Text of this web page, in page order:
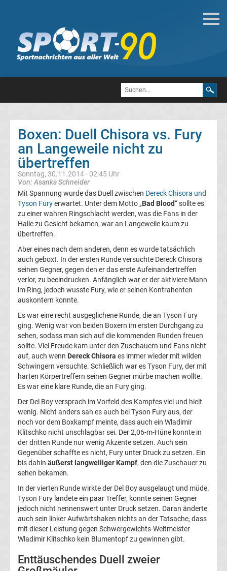
Boxen
Boxen
Boxen
News
Box
News
aktuell
heute
im
Fernsehen
RTL
Boxen
Termine
2024
Boxen
Termine
2023
Boxen
Termine
2022
Boxen: Duell Chisora vs. Fury
an Langeweile nicht zu
übertreffen
Sonntag, 30.11.2014 - 02:45 Uhr
Von: Asanka Schneider
Mit Spannung wurde das Duell zwischen Dereck Chisora und
Tyson Furyerwartet. Unter dem Motto „Bad Blood“ sollte es
zu einer wahren Ringschlacht werden, was die Fans in der
Halle zu Gesicht bekamen, war an Langeweile kaum zu
übertreffen.
Aber eines nach dem anderen, denn es wurde tatsächlich
auch geboxt. In der ersten Runde versuchte Dereck Chisora
seinen Gegner, gegen den er das erste Aufeinandertreffen
verlor, zu beeindrucken. Anfänglich war er der aktiviere Mann
im Ring, jedoch wusste Fury, wie er seinen Kontrahenten
auskontern konnte.
Es war eine recht ausgeglichene Runde, die an Tyson Fury
ging. Wenig war von beiden Boxern im ersten Durchgang zu
sehen, sodass man sich auf die kommenden Runden freuen
sollte. Viel Freude kam unter den Zuschauern und Fans nicht
auf, auch wenn Dereck Chisora es immer wieder mit wilden
Schwingern versuchte. Schließlich war es Tyson Fury, der mit
harten Körpertreffern seinen Gegner mürbe machen wollte.
Es war eine klare Runde, die an Fury ging.
Der Del Boy versprach im Vorfeld des Kampfes viel und hielt
wenig. Nicht anders sah es auch bei Tyson Fury aus, der
noch vor dem Boxkampf meinte, dass auch ein Wladimir
Klitschko nicht unschlagbar sei. Der 2,06-m-Hüne konnte in
der dritten Runde nur wenig Akzente setzen. Auch sein
Gegenüber schaffte es nicht, Fury unter Druck zu setzen. Ein
bis dahin äußerst langweiliger Kampf, den die Zuschauer zu
sehen bekamen.
In der vierten Runde wirkte der Del Boy ausgelaugt und müde.
Tyson Fury landete ein paar Treffer, konnte seinen Gegner
jedoch nicht nennenswert unter Druck setzen. Daran änderte
auch sein linker Aufwärtshaken nichts an der Tatsache, dass
mit dieser Leistung gegen Schwergewichts-Weltmeister
Wladimir Klitschko kein Blumentopf zu gewinnen gibt.
Enttäuschendes Duell zweier